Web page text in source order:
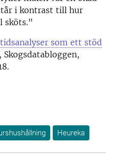
i kontrast till hur
sköts."
som ett stöd
Skogsdatabloggen,
Heureka